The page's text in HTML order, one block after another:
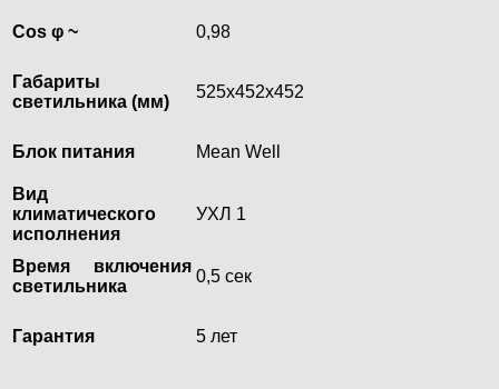
Cos φ ~ 0,98
Габариты
светильника (мм)
525х452х452
Блок питания Mean Well
Вид
климатического
исполнения
УХЛ 1
Время включения
светильника
0,5 сек
Гарантия 5 лет